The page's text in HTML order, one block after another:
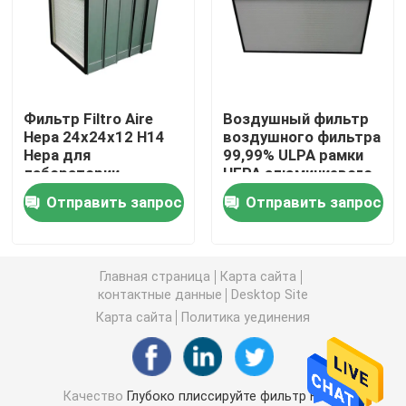
Воздушный фильтр будочки краски
Воздушный фильтр HEPA
Воздушный фильтр HVAC
Фильтр уплотнения HEPA геля
Высокотемпературный фильтр HEPA
V фильтр банка
Фильтр Filtro Aire
Hepa 24x24x12 H14
Hepa для
лаборатории
Отправить запрос
Воздушный фильтр
воздушного фильтра
99,99% ULPA рамки
HEPA алюминиевого
сплава
Отправить запрос
Главная страница
Карта сайта
контактные данные
Desktop Site
Карта сайта
Политика уединения
Качество Глубоко плиссируйте фильтр HEPA